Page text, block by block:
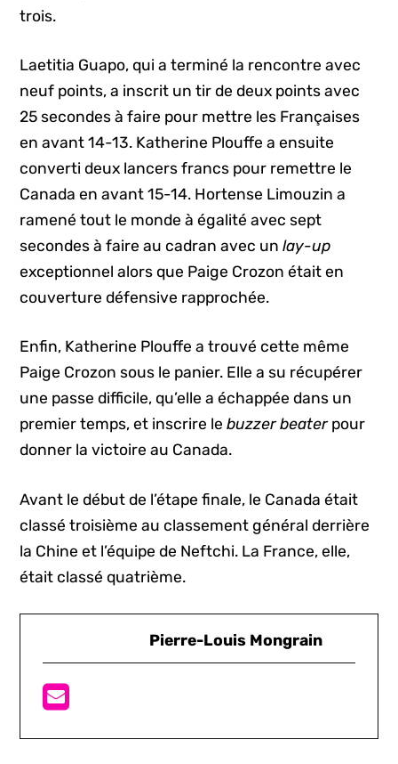
trois.
Laetitia Guapo, qui a terminé la rencontre avec
neuf points, a inscrit un tir de deux points avec
25 secondes à faire pour mettre les Françaises
en avant 14-13. Katherine Plouffe a ensuite
converti deux lancers francs pour remettre le
Canada en avant 15-14. Hortense Limouzin a
ramené tout le monde à égalité avec sept
secondes à faire au cadran avec unlay-up
exceptionnel alors que Paige Crozon était en
couverture défensive rapprochée.
Enfin, Katherine Plouffe a trouvé cette même
Paige Crozon sous le panier. Elle a su récupérer
une passe difficile, qu’elle a échappée dans un
premier temps, et inscrire lebuzzer beater pour
donner la victoire au Canada.
Avant le début de l’étape finale, le Canada était
classé troisième au classement général derrière
la Chine et l’équipe de Neftchi. La France, elle,
était classé quatrième.
Pierre-Louis Mongrain